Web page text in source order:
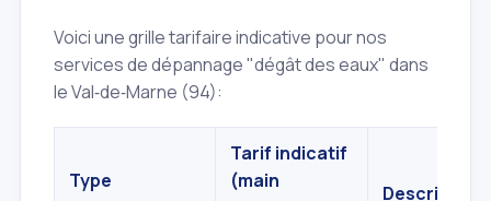
Voici une grille tarifaire indicative pour nos
services de dépannage "dégât des eaux" dans
le Val‑de‑Marne (94):
Type
Tarif indicatif
(main
Description